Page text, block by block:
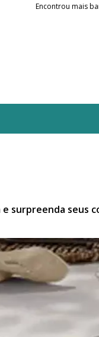
Encontrou mais
surpreenda seus